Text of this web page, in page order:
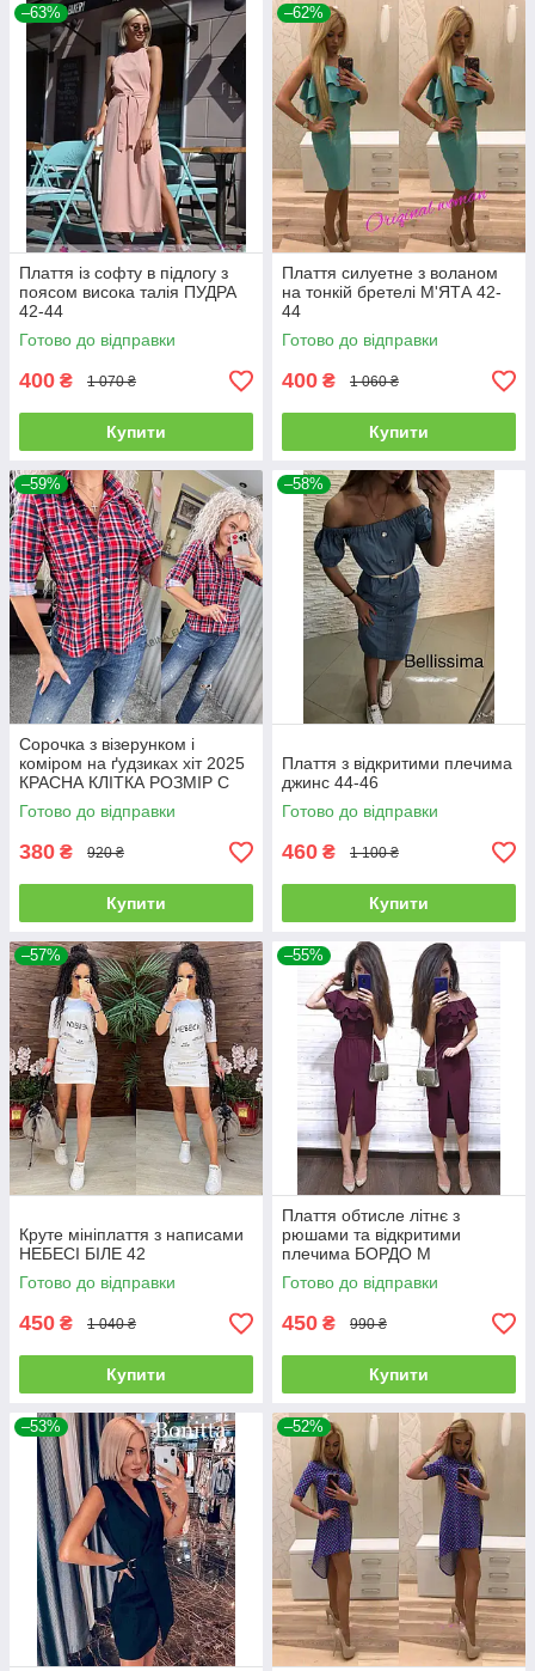
–63%
Плаття із софту в підлогу з
поясом висока талія ПУДРА
42-44
Готово до відправки
400 ₴ 1 070 ₴
Купити
–62%
Плаття силуетне з воланом
на тонкій бретелі М'ЯТА 42-
44
Готово до відправки
400 ₴ 1 060 ₴
Купити
–59%
Сорочка з візерунком і
коміром на ґудзиках хіт 2025
КРАСНА КЛІТКА РОЗМІР С
Готово до відправки
380 ₴ 920 ₴
Купити
–58%
Плаття з відкритими плечима
джинс 44-46
Готово до відправки
460 ₴ 1 100 ₴
Купити
–57%
Круте мініплаття з написами
НЕБЕСІ БІЛЕ 42
Готово до відправки
450 ₴ 1 040 ₴
Купити
–55%
Плаття обтисле літнє з
рюшами та відкритими
плечима БОРДО М
Готово до відправки
450 ₴ 990 ₴
Купити
–53% –52%